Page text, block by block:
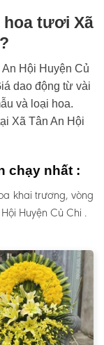
tươi Xã
Hội Huyện Củ
dao động từ vài
và loại hoa.
Xã Tân An Hội
chạy nhất :
khai trương, vòng
Huyện Củ Chi .